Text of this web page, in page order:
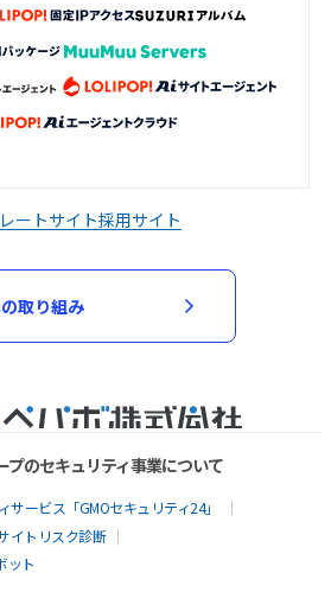
ートサイト採用サイト
取り組み
プのセキュリティ事業について
ービス「GMOセキュリティ24」
イトリスク診断
ット